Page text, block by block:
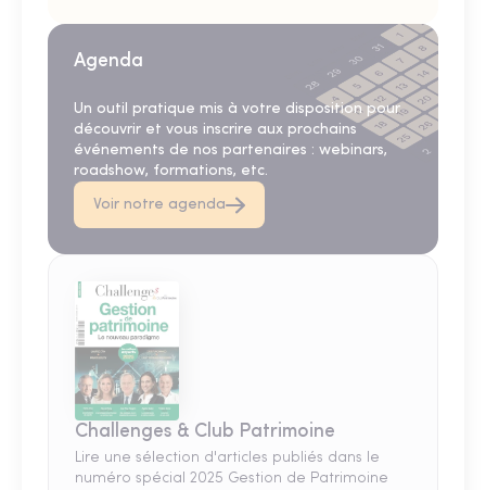
Agenda
Un outil pratique mis à votre disposition pour
découvrir et vous inscrire aux prochains
événements de nos partenaires : webinars,
roadshow, formations, etc.
Voir notre agenda
Challenges & Club Patrimoine
Lire une sélection d'articles publiés dans le
numéro spécial 2025 Gestion de Patrimoine